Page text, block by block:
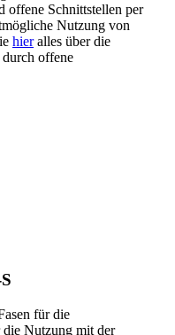
offene Schnittstellen per
Nutzung von
hieralles über die
offene
für die
Nutzung mit der